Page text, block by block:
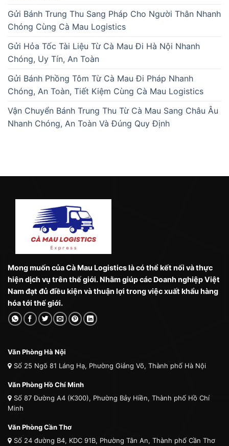
Gửi Bánh Trung Thu Sang Pháp Cho Người Thân Nhanh
Chóng Cùng Cà Mau Logistics
Gửi Hỏa Tốc Tài Liệu Từ Cà Mau Đi Hà Nội Nhanh
Chóng, Uy Tín, An Toàn
Gửi Bánh Phồng Tôm Từ Cà Mau Đi Pháp Nhanh
Chóng, An Toàn, Tiết Kiệm Cùng Cà Mau Logistics
Vận Chuyển Bánh Trung Thu Từ Cà Mau Sang Châu Âu
Nhanh Chóng, An Toàn Và Đúng Quy Định
Mong muốn của Cà Mau Logistics là có thể kết nối và thực
hiện dịch vụ trên thế giới. Nhằm giúp các Doanh nghiệp Việt
Nam đạt đủ điều kiện và thuận lợi trong việc xuất khẩu hàng
hóa tới thế giới.
Văn Phòng Hà Nội
Số 25 Ngõ 81 Láng Hạ, Phường Giảng Võ, Thành phố Hà Nội
Văn Phòng Hồ Chí Minh
Số 87 Đường A4 (K300), Phường Bảy Hiền, Thành phố Hồ Chí
Minh
Văn Phòng Cần Thơ
Số 24 đường B4, KDC 91B, Phường Tân An, Thành phố Cần Thơ